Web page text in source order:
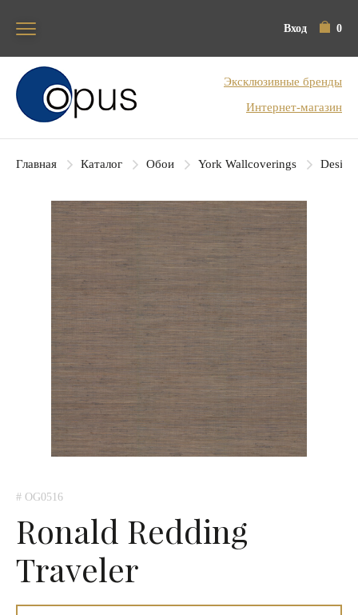
Вход 0
Блок поиска
Эксклюзивные бренды
Интернет-магазин
Главная Каталог Обои York Wallcoverings
# OG0516
Ronald Redding
Traveler